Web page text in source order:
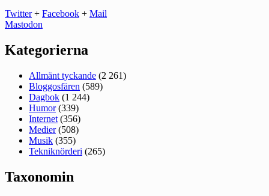
Twitter+ Facebook + Mail
Mastodon
Kategorierna
Allmänt tyckande (2 261)
Bloggosfären (589)
Dagbok (1 244)
Humor(339)
Internet (356)
Medier(508)
Musik (355)
Tekniknörderi (265)
Taxonomin